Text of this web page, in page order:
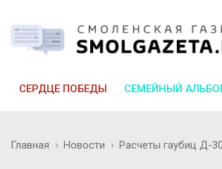
СЕРДЦЕ ПОБЕДЫ СЕМЕЙНЫЙ
Главная Новости Расчеты гаубиц Д-